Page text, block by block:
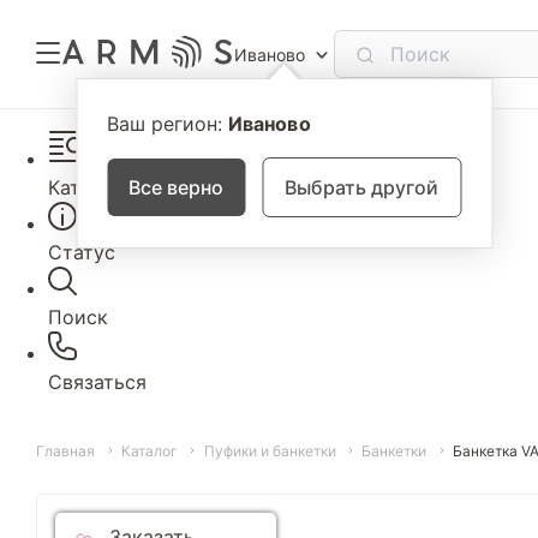
Иваново
Ваш регион: Иваново
Все верно Выбрать другой
Каталог
Статус
Поиск
Связаться
Главная Каталог Пуфики и банкетки Банкетки Банкетка